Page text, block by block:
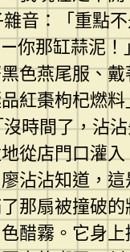
音：「重點
那缸蒜泥！
色燕尾服、
紅棗枸杞燃
時間了，沾
從店門口灌
沾沾知道，
那扇被撞破
醋霧。它身